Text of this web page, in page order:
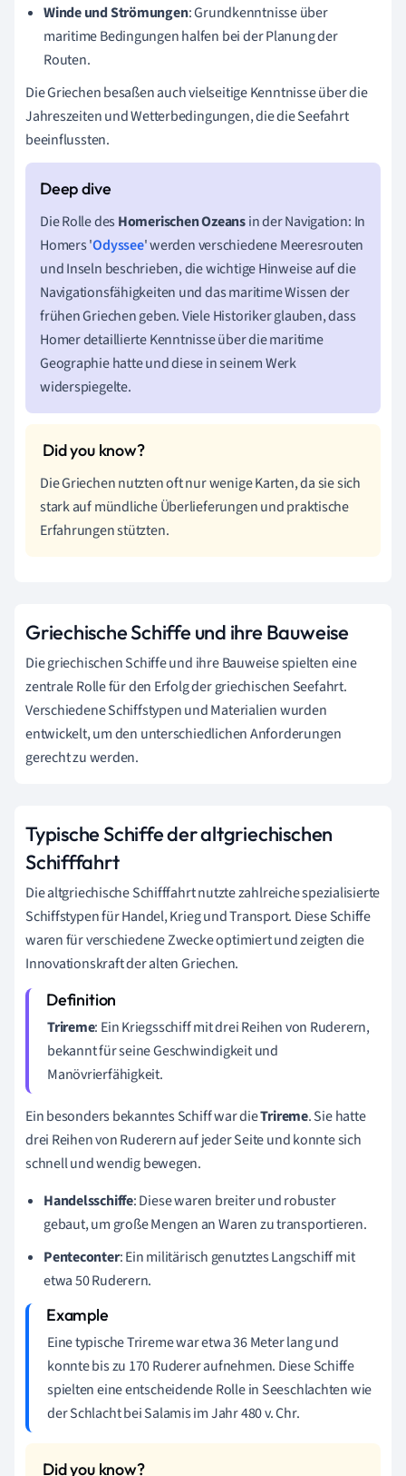
Winde und Strömungen: Grundkenntnisse über
maritime Bedingungen halfen bei der Planung der
Routen.
Die Griechen besaßen auch vielseitige Kenntnisse über die
Jahreszeiten und Wetterbedingungen, die die Seefahrt
beeinflussten.
Die Rolle des Homerischen Ozeansin der Navigation: In
Homers 'Odyssee' werden verschiedene Meeresrouten
und Inseln beschrieben, die wichtige Hinweise auf die
Navigationsfähigkeiten und das maritime Wissen der
frühen Griechen geben. Viele Historiker glauben, dass
Homer detaillierte Kenntnisse über die maritime
Geographie hatte und diese in seinem Werk
widerspiegelte.
Die Griechen nutzten oft nur wenige Karten, da sie sich
stark auf mündliche Überlieferungen und praktische
Erfahrungen stützten.
Griechische Schiffe und ihre Bauweise
Die griechischen Schiffe und ihre Bauweise spielten eine
zentrale Rolle für den Erfolg der griechischen Seefahrt.
Verschiedene Schiffstypen und Materialien wurden
entwickelt, um den unterschiedlichen Anforderungen
gerecht zu werden.
Typische Schiffe der altgriechischen
Schifffahrt
Die altgriechische Schifffahrt nutzte zahlreiche spezialisierte
Schiffstypen für Handel, Krieg und Transport. Diese Schiffe
waren für verschiedene Zwecke optimiert und zeigten die
Innovationskraft der alten Griechen.
Trireme: Ein Kriegsschiff mit drei Reihen von Ruderern,
bekannt für seine Geschwindigkeit und
Manövrierfähigkeit.
Ein besonders bekanntes Schiff war dieTrireme. Sie hatte
drei Reihen von Ruderern auf jeder Seite und konnte sich
schnell und wendig bewegen.
Handelsschiffe: Diese waren breiter und robuster
gebaut, um große Mengen an Waren zu transportieren.
Penteconter: Ein militärisch genutztes Langschiff mit
etwa 50 Ruderern.
Eine typische Trireme war etwa 36 Meter lang und
konnte bis zu 170 Ruderer aufnehmen. Diese Schiffe
spielten eine entscheidende Rolle in Seeschlachten wie
der Schlacht bei Salamis im Jahr 480 v. Chr.